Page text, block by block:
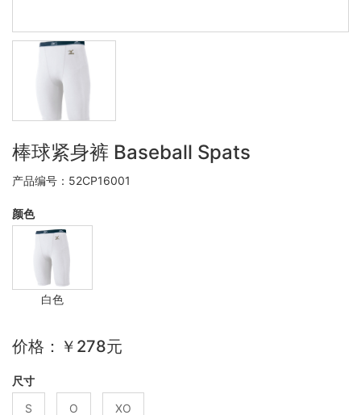
棒球紧身裤 Baseball Spats
产品编号：52CP16001
颜色
白色
价格：￥278元
尺寸
S
O XO